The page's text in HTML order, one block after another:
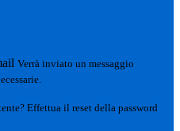
Verrà inviato un messaggio
Effettua il reset della password